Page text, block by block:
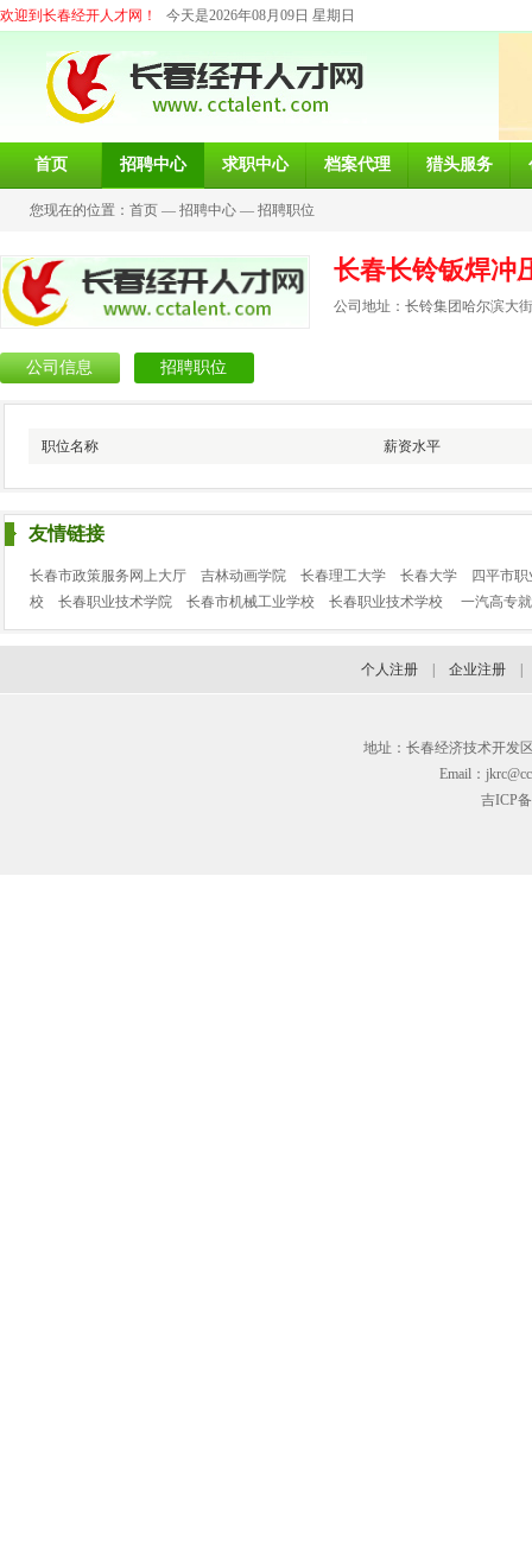
欢迎到长春经开人才网！ 今天是2026年08月09日 星期日
首页 招聘中心 求职中心 档案代理 猎头服务
您现在的位置： 首页 — 招聘中心 — 招聘职位
长春长铃钣焊冲
公司地址：长铃集团哈尔滨大
公司信息 招聘职位
职位名称 薪资水平
友情链接
长春市政策服务网上大厅 吉林动画学院 长春理工大学 长春大学
四平市
校
长春职业技术学院 长春市机械工业学校 长春职业技术学校 一汽高专
个人注册 企业注册
地址：长春经济技术开发
Email：
吉ICP